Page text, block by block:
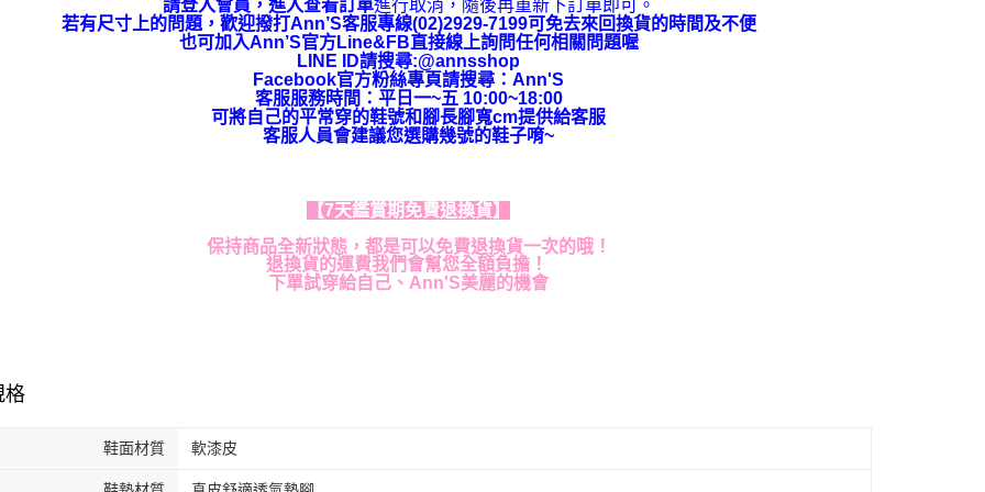
請登入會員，進入查看訂單進行取消，隨後再重新下訂單即可。
若有尺寸上的問題，歡迎撥打Ann’S客服專線(02)2929-7199可免去來回換貨的時間及不便
也可加入Ann’S官方Line&FB直接線上詢問任何相關問題喔
LINE ID請搜尋:@annsshop
Facebook官方粉絲專頁請搜尋：Ann'S
客服服務時間：平日一~五 10:00~18:00
可將自己的平常穿的鞋號和腳長腳寬cm提供給客服
客服人員會建議您選購幾號的鞋子唷~
【7天鑑賞期免費退換貨】
保持商品全新狀態，都是可以免費退換貨一次的哦！
退換貨的運費我們會幫您全額負擔！
下單試穿給自己、Ann'S美麗的機會
格
鞋面材質 軟漆皮